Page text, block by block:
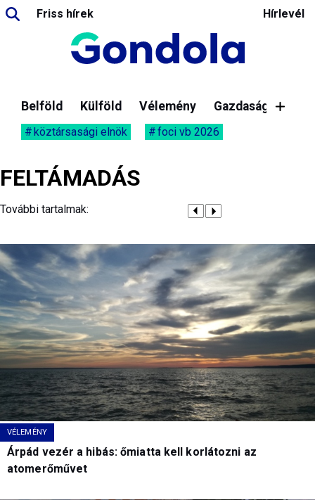
Friss hírek Hírlevél
Belföld Külföld Vélemény Gazdaság
köztársasági elnök foci vb 2026
FELTÁMADÁS
További tartalmak:
VÉLEMÉNY
Árpád vezér a hibás: őmiatta kell korlátozni az
atomerőművet